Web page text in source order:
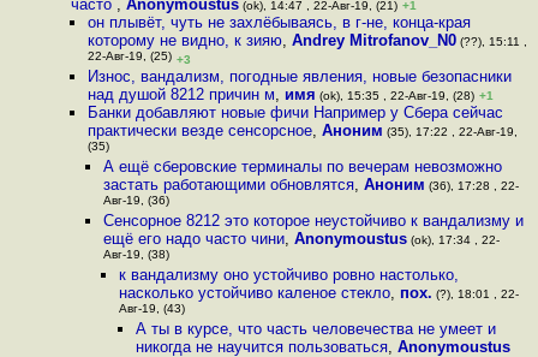
часто ,Anonymoustus (ok), 14:47 , 22-Авг-19, (21) +1
он плывёт, чуть не захлёбываясь, в г-не, конца-края
которому не видно, к зияю, Andrey Mitrofanov_N0(??), 15:11 ,
22-Авг-19, (25) +3
Износ, вандализм, погодные явления, новые безопасники
над душой 8212 причин м, имя (ok), 15:35 , 22-Авг-19, (28) +1
Банки добавляют новые фичи Например у Сбера сейчас
практически везде сенсорсное, Аноним (35), 17:22 , 22-Авг-19,
(35)
А ещё сберовские терминалы по вечерам невозможно
застать работающими обновлятся, Аноним (36), 17:28 , 22-
Авг-19, (36)
Сенсорное 8212 это которое неустойчиво к вандализму и
ещё его надо часто чини, Anonymoustus(ok), 17:34 , 22-
Авг-19, (38)
к вандализму оно устойчиво ровно настолько,
насколько устойчиво каленое стекло, пох. (?), 18:01 , 22-
Авг-19, (43)
А ты в курсе, что часть человечества не умеет и
никогда не научится пользоваться, Anonymoustus